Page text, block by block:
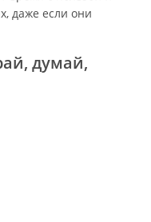
даже если они
думай,